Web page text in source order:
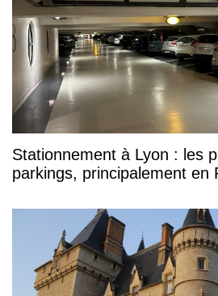
Stationnement à Lyon : les
parkings, principalement en